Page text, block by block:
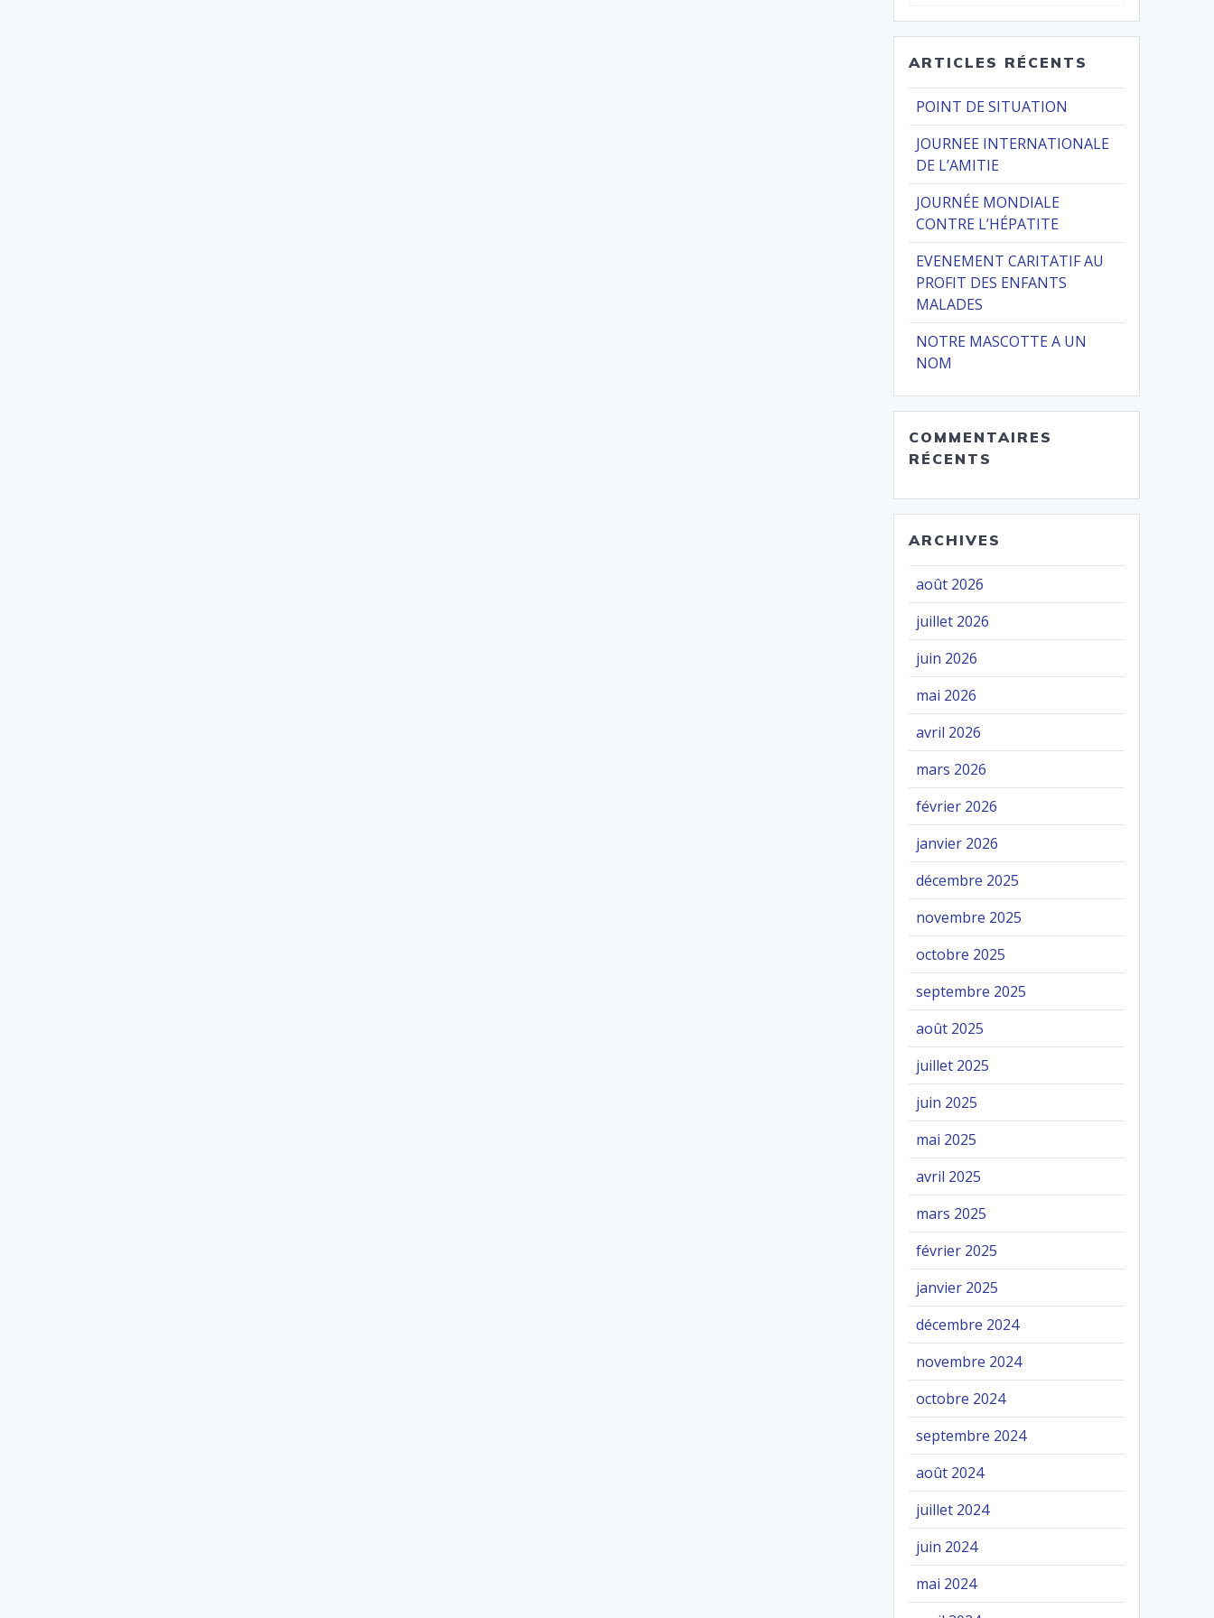
:
ARTICLES RÉCENTS
POINT DE SITUATION
JOURNEE INTERNATIONALE
DE L’AMITIE
JOURNÉE MONDIALE
CONTRE L’HÉPATITE
EVENEMENT CARITATIF AU
PROFIT DES ENFANTS
MALADES
NOTRE MASCOTTE A UN
NOM
COMMENTAIRES
RÉCENTS
ARCHIVES
août 2026
juillet 2026
juin 2026
mai 2026
avril 2026
mars 2026
février 2026
janvier 2026
décembre 2025
novembre 2025
octobre 2025
septembre 2025
août 2025
juillet 2025
juin 2025
mai 2025
avril 2025
mars 2025
février 2025
janvier 2025
décembre 2024
novembre 2024
octobre 2024
septembre 2024
août 2024
juillet 2024
juin 2024
mai 2024